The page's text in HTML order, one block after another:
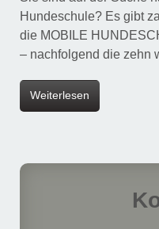
Hundeschule? Es gibt
die MOBILE
– nachfolgend die zehn
Weiterlesen